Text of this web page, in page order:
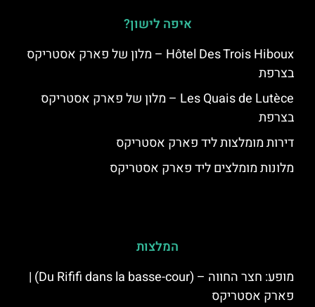
איפה לישון?
Hôtel Des Trois Hiboux – מלון של פארק אסטריקס
בצרפת
Les Quais de Lutèce – מלון של פארק אסטריקס
בצרפת
דירות מומלצות ליד פארק אסטריקס
מלונות מומלצים ליד פארק אסטריקס
המלצות
מופע: חצר החווה – (Du Rififi dans la basse-cour) |
פארק אסטריקס